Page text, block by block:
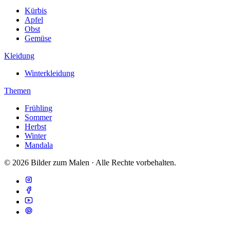
Kürbis
Apfel
Obst
Gemüse
Kleidung
Winterkleidung
Themen
Frühling
Sommer
Herbst
Winter
Mandala
© 2026 Bilder zum Malen · Alle Rechte vorbehalten.